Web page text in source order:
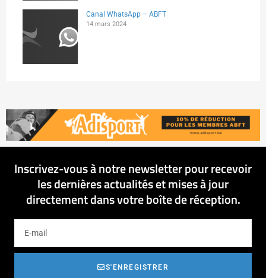
Canal WhatsApp – ABFT
14 mars 2024
Inscrivez-vous à notre newsletter pour recevoir
les dernières actualités et mises à jour
directement dans votre boîte de réception.
S'ENREGISTRER